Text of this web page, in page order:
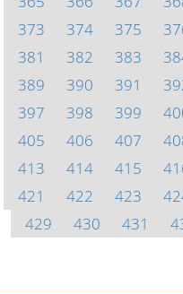
373
374 375
381
382 383
389
390 391
397
398 399
405
406 407
413
414 415
421
422 423
429
430 431